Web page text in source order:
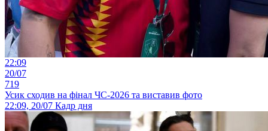
22:09
20/07
719
Усик сходив на фінал ЧС-2026 та виставив фото
22:09, 20/07 Кадр дня